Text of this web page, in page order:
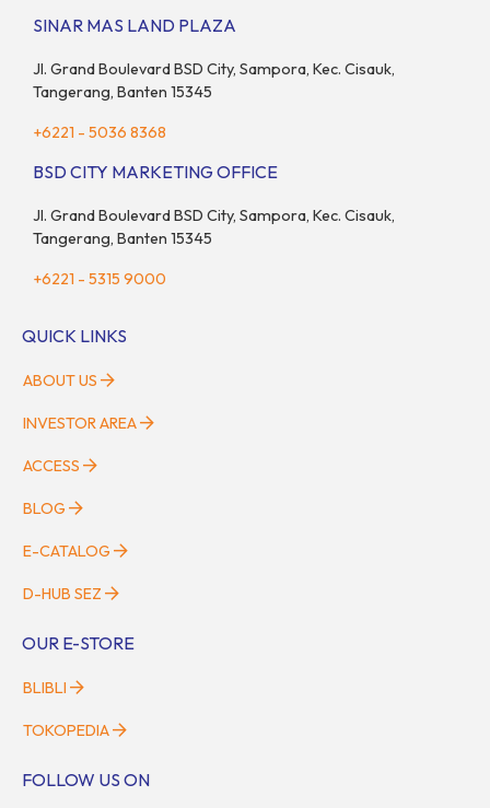
sebesar 14% dibandingkan dengan tahun sebelumnya. Kondisi
SINAR MAS LAND PLAZA
Jl. Grand Boulevard BSD City, Sampora, Kec. Cisauk,
Tangerang, Banten 15345
+6221 - 5036 8368
BSD CITY MARKETING OFFICE
Jl. Grand Boulevard BSD City, Sampora, Kec. Cisauk,
Tangerang, Banten 15345
+6221 - 5315 9000
QUICK LINKS
ABOUT US
INVESTOR AREA
ACCESS
BLOG
E-CATALOG
D-HUB SEZ
OUR E-STORE
BLIBLI
TOKOPEDIA
FOLLOW US ON